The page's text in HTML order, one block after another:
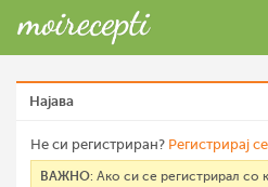
Најава
Не си регистриран? Регистрирај се
ВАЖНО: Ако си се регистрирал со